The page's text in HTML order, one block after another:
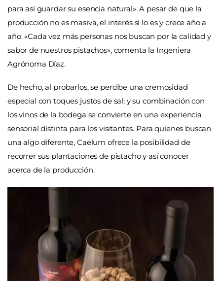
para así guardar su esencia natural». A pesar de que la
producción no es masiva, el interés sí lo es y crece año a
año. «Cada vez más personas nos buscan por la calidad y
sabor de nuestros pistachos», comenta la Ingeniera
Agrónoma Díaz.
De hecho, al probarlos, se percibe una cremosidad
especial con toques justos de sal; y su combinación con
los vinos de la bodega se convierte en una experiencia
sensorial distinta para los visitantes. Para quienes buscan
una algo diferente, Caelum ofrece la posibilidad de
recorrer sus plantaciones de pistacho y así conocer
acerca de la producción.